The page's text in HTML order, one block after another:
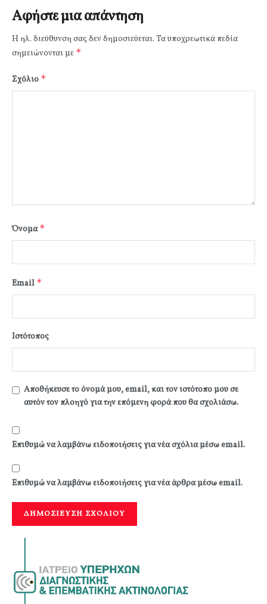
Αφήστε μια απάντηση
Η ηλ. διεύθυνση σας δεν δημοσιεύεται. Τα υποχρεωτικά πεδία
σημειώνονται με *
Σχόλιο *
Όνομα*
Email *
Ιστότοπος
Αποθήκευσε το όνομά μου, email, και τον ιστότοπο μου σε
αυτόν τον πλοηγό για την επόμενη φορά που θα σχολιάσω.
Επιθυμώ να λαμβάνω ειδοποιήσεις για νέα σχόλια μέσω email.
Επιθυμώ να λαμβάνω ειδοποιήσεις για νέα άρθρα μέσω email.